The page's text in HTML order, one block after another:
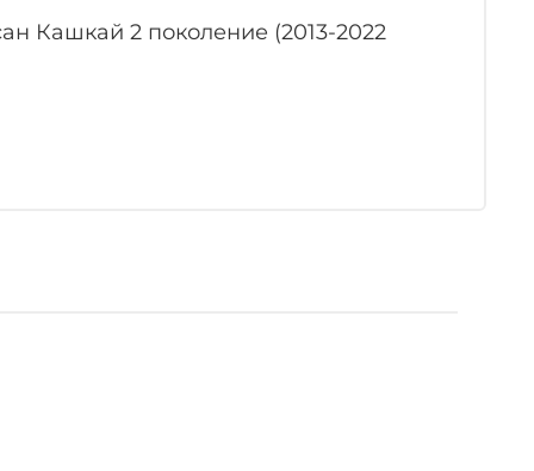
Кашкай 2 поколение (2013-2022